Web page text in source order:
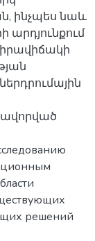
ինչպես նաև
արդյունքում
իրավիճակի
решений